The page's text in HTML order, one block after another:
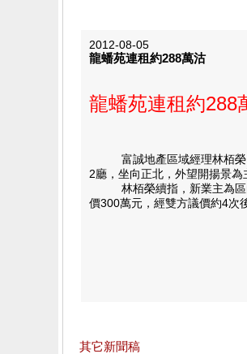
2012-08-05
龍蟠苑連租約288萬沽
龍蟠苑連租約288
富誠地產區域經理林栢榮 指
2廳，坐向正北，外望開揚景為
林栢榮續指，新業主為區內
價300萬元，經雙方議價約4次
其它新聞稿